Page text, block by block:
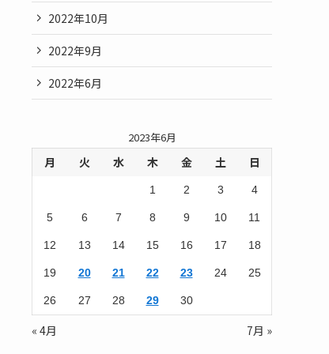
2022年10月
2022年9月
2022年6月
2023年6月
月 火 水 木 金 土 日
1 2 3 4
5 6 7 8 9 10 11
12 13 14 15 16 17 18
19 20 21 22 23 24 25
26 27 28 29 30
« 4月 7月 »